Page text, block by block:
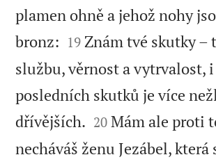
plamen ohně a jehož nohy
bronz: 

19 Znám tvé skutky –
službu, věrnost a vytrvalost,
posledních skutků je více
dřívějších. 

20 Mám ale proti
necháváš ženu Jezábel, která